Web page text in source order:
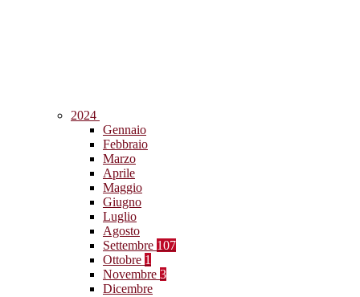
2024
Gennaio
Febbraio
Marzo
Aprile
Maggio
Giugno
Luglio
Agosto
Settembre 107
Ottobre 1
Novembre 3
Dicembre